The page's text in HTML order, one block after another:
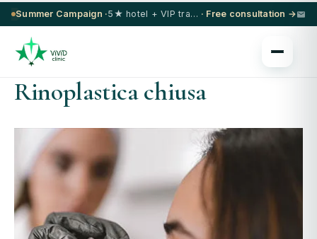
Summer Campaign · 5★ hotel + VIP transfer on select procedures · Free consultation →
Rinoplastica chiusa